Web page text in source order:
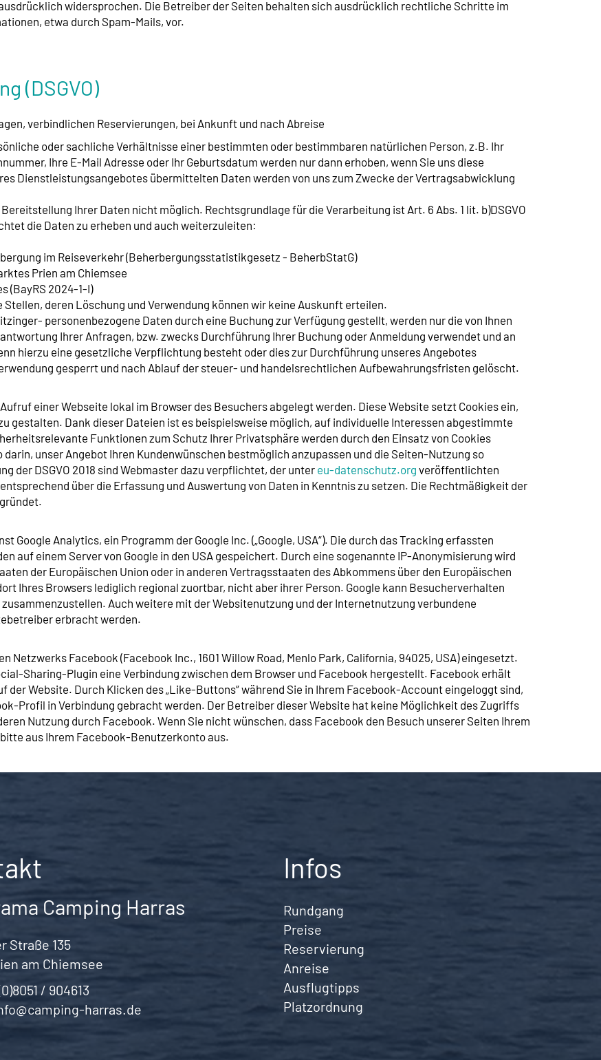
widersprochen. Die Betreiber der Seiten behalten sich ausdrücklich rechtliche Schritte im
etwa durch Spam-Mails, vor.
(DSGVO)
verbindlichen Reservierungen, bei Ankunft und nach Abreise
oder sachliche Verhältnisse einer bestimmten oder bestimmbaren natürlichen Person, z.B. Ihr
Ihre E-Mail Adresse oder Ihr Geburtsdatum werden nur dann erhoben, wenn Sie uns diese
Dienstleistungsangebotes übermittelten Daten werden von uns zum Zwecke der Vertragsabwicklung
Ihrer Daten nicht möglich. Rechtsgrundlage für die Verarbeitung ist Art. 6 Abs. 1 lit. b)DSGVO
die Daten zu erheben und auch weiterzuleiten:
im Reiseverkehr (Beherbergungsstatistikgesetz - BeherbStatG)
Prien am Chiemsee
(BayRS 2024-1-I)
deren Löschung und Verwendung können wir keine Auskunft erteilen.
personenbezogene Daten durch eine Buchung zur Verfügung gestellt, werden nur die von Ihnen
Ihrer Anfragen, bzw. zwecks Durchführung Ihrer Buchung oder Anmeldung verwendet und an
hierzu eine gesetzliche Verpflichtung besteht oder dies zur Durchführung unseres Angebotes
gesperrt und nach Ablauf der steuer- und handelsrechtlichen Aufbewahrungsfristen gelöscht.
einer Webseite lokal im Browser des Besuchers abgelegt werden. Diese Website setzt Cookies ein,
gestalten. Dank dieser Dateien ist es beispielsweise möglich, auf individuelle Interessen abgestimmte
Funktionen zum Schutz Ihrer Privatsphäre werden durch den Einsatz von Cookies
unser Angebot Ihren Kundenwünschen bestmöglich anzupassen und die Seiten-Nutzung so
der DSGVO 2018 sind Webmaster dazu verpflichtet, der unter eu-datenschutz.org veröffentlichten
über die Erfassung und Auswertung von Daten in Kenntnis zu setzen. Die Rechtmäßigkeit der
Google Analytics, ein Programm der Google Inc. („Google, USA“). Die durch das Tracking erfassten
auf einem Server von Google in den USA gespeichert. Durch eine sogenannte IP-Anonymisierung wird
der Europäischen Union oder in anderen Vertragsstaaten des Abkommens über den Europäischen
Ihres Browsers lediglich regional zuortbar, nicht aber ihrer Person. Google kann Besucherverhalten
Auch weitere mit der Websitenutzung und der Internetnutzung verbundene
erbracht werden.
Facebook (Facebook Inc., 1601 Willow Road, Menlo Park, California, 94025, USA) eingesetzt.
Sharing-Plugin eine Verbindung zwischen dem Browser und Facebook hergestellt. Facebook erhält
der Website. Durch Klicken des „Like-Buttons“ während Sie in Ihrem Facebook-Account eingeloggt sind,
Profil in Verbindung gebracht werden. Der Betreiber dieser Website hat keine Möglichkeit des Zugriffs
Nutzung durch Facebook. Wenn Sie nicht wünschen, dass Facebook den Besuch unserer Seiten Ihrem
aus Ihrem Facebook-Benutzerkonto aus.
Camping Harras
Straße 135
am Chiemsee
/ 904613
harras.de
Infos
Rundgang
Preise
Reservierung
Anreise
Ausflugtipps
Platzordnung